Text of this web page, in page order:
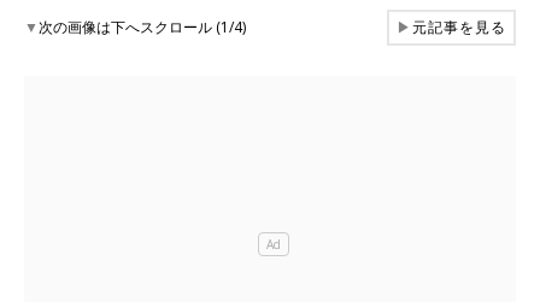
▼次の画像は下へスクロール (1/4) ▶元記事を見る